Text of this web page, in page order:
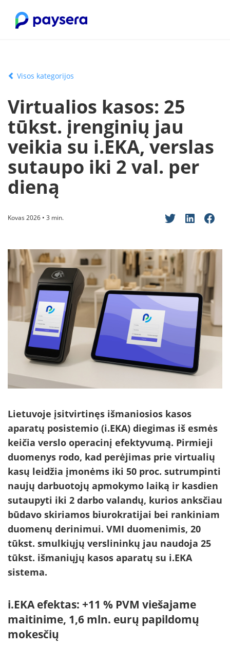
Visos kategorijos
Virtualios kasos: 25
tūkst. įrenginių jau
veikia su i.EKA, verslas
sutaupo iki 2 val. per
dieną
Kovas 2026 • 3 min.
Lietuvoje įsitvirtinęs išmaniosios kasos
aparatų posistemio (i.EKA) diegimas iš esmės
keičia verslo operacinį efektyvumą. Pirmieji
duomenys rodo, kad perėjimas prie virtualių
kasų leidžia įmonėms iki 50 proc. sutrumpinti
naujų darbuotojų apmokymo laiką ir kasdien
sutaupyti iki 2 darbo valandų, kurios anksčiau
būdavo skiriamos biurokratijai bei rankiniam
duomenų derinimui. VMI duomenimis, 20
tūkst. smulkiųjų verslininkų jau naudoja 25
tūkst. išmaniųjų kasos aparatų su i.EKA
sistema.
i.EKA efektas: +11 % PVM viešajame
maitinime, 1,6 mln. eurų papildomų
mokesčių